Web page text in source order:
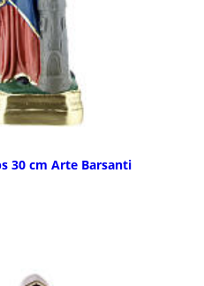
30 cm Arte Barsanti